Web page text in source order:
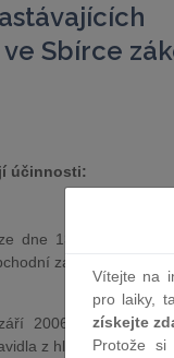
Sbírce
účinnosti:
dne 13. června
zákoník, ve
2006 o stanovení
z hlediska ochrany
Vítejte na
pro laiky,
získejte
Protože